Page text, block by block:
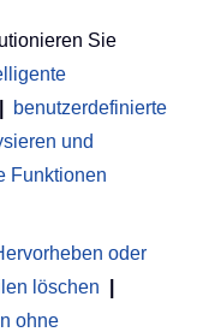
Sie
benutzerdefinierte
und
Funktionen
oder
löschen
ohne